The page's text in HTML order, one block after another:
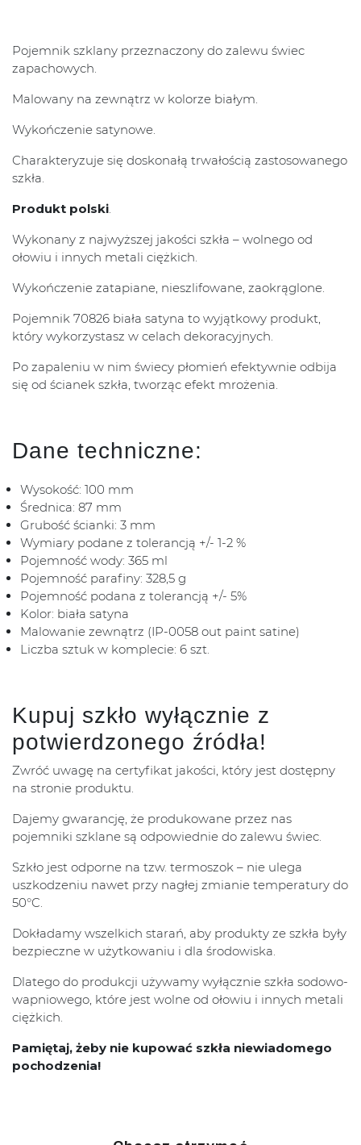
Pojemnik szklany przeznaczony do zalewu świec
zapachowych.
Malowany na zewnątrz w kolorze białym.
Wykończenie satynowe.
Charakteryzuje się doskonałą trwałością zastosowanego
szkła.
Produkt polski.
Wykonany z najwyższej jakości szkła – wolnego od
ołowiu i innych metali ciężkich.
Wykończenie zatapiane, nieszlifowane, zaokrąglone.
Pojemnik 70826 biała satyna to wyjątkowy produkt,
który wykorzystasz w celach dekoracyjnych.
Po zapaleniu w nim świecy płomień efektywnie odbija
się od ścianek szkła, tworząc efekt mrożenia.
Dane techniczne:
Wysokość: 100 mm
Średnica: 87 mm
Grubość ścianki: 3 mm
Wymiary podane z tolerancją +/- 1-2 %
Pojemność wody: 365 ml
Pojemność parafiny: 328,5 g
Pojemność podana z tolerancją +/- 5%
Kolor: biała satyna
Malowanie zewnątrz (IP-0058 out paint satine)
Liczba sztuk w komplecie: 6 szt.
Kupuj szkło wyłącznie z
potwierdzonego źródła!
Zwróć uwagę na certyfikat jakości, który jest dostępny
na stronie produktu.
Dajemy gwarancję, że produkowane przez nas
pojemniki szklane są odpowiednie do zalewu świec.
Szkło jest odporne na tzw. termoszok – nie ulega
uszkodzeniu nawet przy nagłej zmianie temperatury do
50°C.
Dokładamy wszelkich starań, aby produkty ze szkła były
bezpieczne w użytkowaniu i dla środowiska.
Dlatego do produkcji używamy wyłącznie szkła sodowo-
wapniowego, które jest wolne od ołowiu i innych metali
ciężkich.
Pamiętaj, żeby nie kupować szkła niewiadomego
pochodzenia!